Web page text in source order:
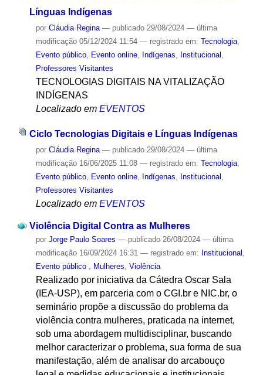
Línguas Indígenas
por Cláudia Regina — publicado29/08/2024 — última
modificação05/12/2024 11:54 — registrado em: Tecnologia,
Evento público, Evento online, Indígenas, Institucional ,
Professores Visitantes
TECNOLOGIAS DIGITAIS NA VITALIZAÇÃO
INDÍGENAS
Localizado em EVENTOS
Ciclo Tecnologias Digitais e Línguas Indígenas
por Cláudia Regina — publicado29/08/2024 — última
modificação16/06/2025 11:08 — registrado em: Tecnologia,
Evento público, Evento online, Indígenas Institucional
Professores Visitantes
Localizado em EVENTOS
Violência Digital Contra as Mulheres
por Jorge Paulo Soares — publicado26/08/2024 — última
modificação16/09/2024 16:31 — registrado em: Institucional ,
Evento público , Mulheres, Violência
Realizado por iniciativa da Cátedra Oscar Sala
(IEA-USP), em parceria com o CGI.br e NIC.br, o
seminário propõe a discussão do problema da
violência contra mulheres, praticada na internet,
sob uma abordagem multidisciplinar, buscando
melhor caracterizar o problema, sua forma de sua
manifestação, além de analisar do arcabouço